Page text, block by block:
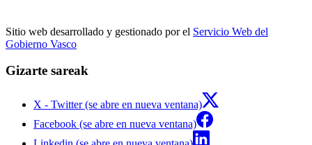
Sitio web desarrollado y gestionado por el Servicio Web del
Gobierno Vasco
Gizarte sareak
X - Twitter (se abre en nueva ventana)
Facebook (se abre en nueva ventana)